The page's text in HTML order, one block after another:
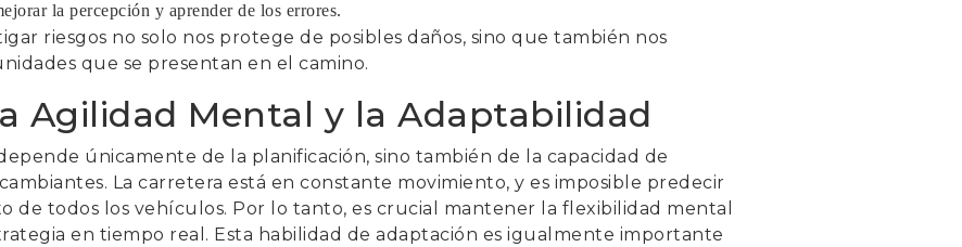
la percepción y aprender de los errores.
riesgos no solo nos protege de posibles daños, sino que también nos
que se presentan en el camino.
Agilidad Mental y la Adaptabilidad
únicamente de la planificación, sino también de la capacidad de
La carretera está en constante movimiento, y es imposible predecir
de todos los vehículos. Por lo tanto, es crucial mantener la flexibilidad mental
en tiempo real. Esta habilidad de adaptación es igualmente importante